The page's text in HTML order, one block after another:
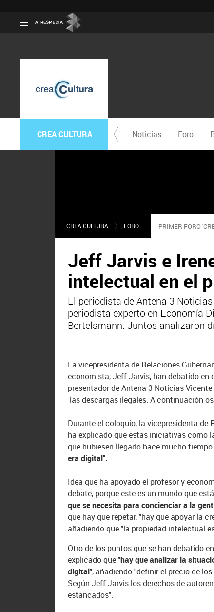
CREA CULTURA Noticias Foro
CREA CULTURA FORO PRIMER FORO
Jeff Jarvis e
intelectual en el
El periodista de Antena 3
periodista experto en Economía
Bertelsmann. Juntos analizaron
La vicepresidenta de Relaciones
economista, Jeff Jarvis, han debatido en
presentador de Antena 3 Noticias
las descargas ilegales. A continuación
Durante el coloquio, la vicepresidenta de
ha explicado que estas iniciativas como
que hubiesen llegado hace mucho
era digital".
Idea que ha apoyado el profesor y
debate, porque este es un mundo que
que se necesita para concienciar a la
que hay que repetar, "hay que apoyar la
añadiendo que "la propiedad intelectual
Otro de los puntos que se han debatido
explicado que"hay que analizar la
digital", añadiendo "definir el precio de
Según Jeff Jarvis los derechos de
estancados".